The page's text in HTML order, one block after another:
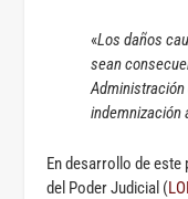
«Los daños
sean
indemnización
En desarrollo de este
del Poder Judicial (